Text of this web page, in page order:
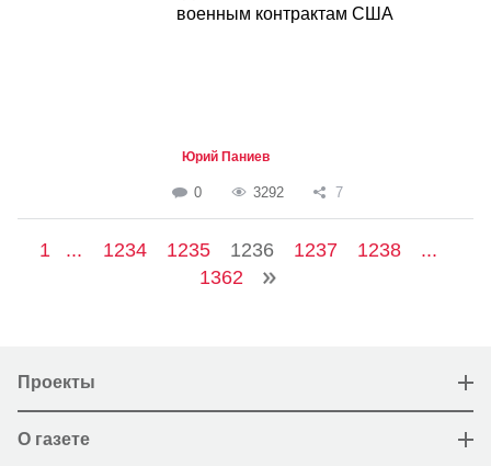
военным контрактам США
Юрий Паниев
0 3292 7
1 ... 1234 1235 1236 1237 1238
...
1362
Проекты
О газете